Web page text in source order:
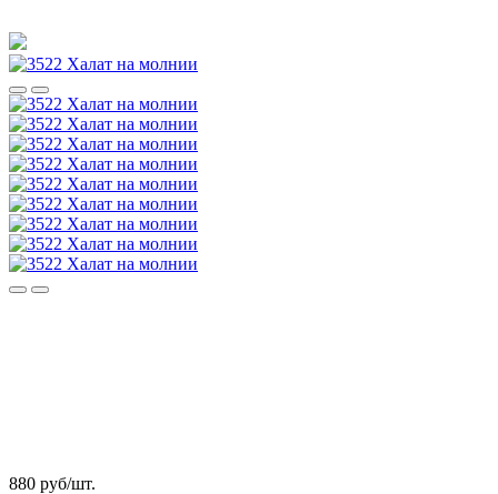
880 руб/шт.